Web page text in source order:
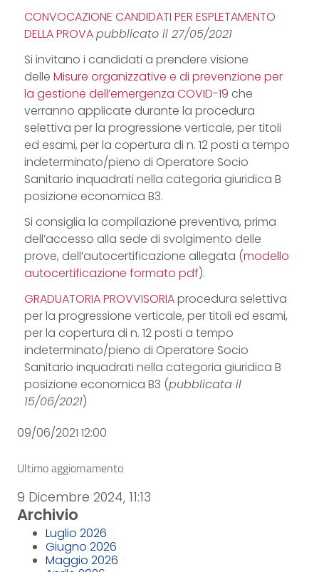
CONVOCAZIONE CANDIDATI PER ESPLETAMENTO
DELLA PROVApubblicato il 27/05/2021
Si invitano i candidati a prendere visione
delle Misure organizzative e di prevenzione per
la gestione dell’emergenza COVID-19 che
verranno applicate durante la procedura
selettiva per la progressione verticale, per titoli
ed esami, per la copertura di n. 12 posti a tempo
indeterminato/pieno di Operatore Socio
Sanitario inquadrati nella categoria giuridica B
posizione economica B3.
Si consiglia la compilazione preventiva, prima
dell’accesso alla sede di svolgimento delle
prove, dell’autocertificazione allegata (modello
autocertificazione formato pdf).
GRADUATORIA PROVVISORIAprocedura selettiva
per la progressione verticale, per titoli ed esami,
per la copertura di n. 12 posti a tempo
indeterminato/pieno di Operatore Socio
Sanitario inquadrati nella categoria giuridica B
posizione economica B3 (pubblicata il
15/06/2021)
09/06/2021 12:00
Ultimo aggiornamento
9 Dicembre 2024, 11:13
Archivio
Luglio 2026
Giugno 2026
Maggio 2026